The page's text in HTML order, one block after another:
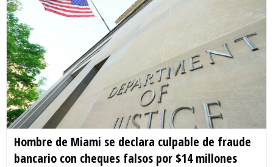
Hombre de Miami se declara culpable de fraude
bancario con cheques falsos por $14 millones